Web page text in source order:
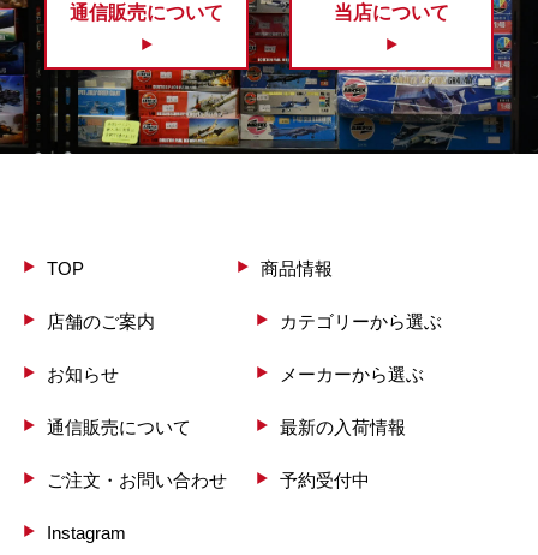
通信販売について 当店について
TOP
店舗のご案内
お知らせ
通信販売について
ご注文・お問い合わせ
Instagram
商品情報
カテゴリーから選ぶ
メーカーから選ぶ
最新の入荷情報
予約受付中